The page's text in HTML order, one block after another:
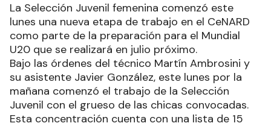
La Selección Juvenil femenina comenzó este
lunes una nueva etapa de trabajo en el CeNARD
como parte de la preparación para el Mundial
U20 que se realizará en julio próximo.
Bajo las órdenes del técnico Martín Ambrosini y
su asistente Javier González, este lunes por la
mañana comenzó el trabajo de la Selección
Juvenil con el grueso de las chicas convocadas.
Esta concentración cuenta con una lista de 15